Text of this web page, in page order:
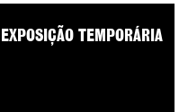
EXPOSIÇÃO TEMPORÁRIA